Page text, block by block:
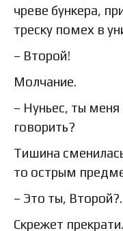
чреве бункера,
треску помех в
– Второй!
Молчание.
– Нуньес, ты
говорить?
Тишина
то острым
– Это ты,
Скрежет